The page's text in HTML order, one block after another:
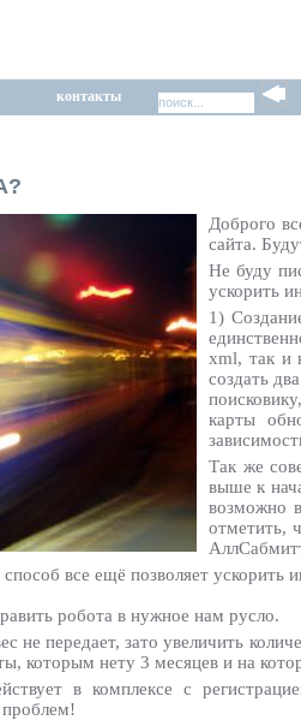
контакты
Доброго
сайта.
Не буду
ускорить
1)
xml, так и
создать
карты
Так же
выше к
возможно
отметить,
все ещё позволяет
робота в нужное нам русло.
не передает, зато увеличить
которым нету 3 месяцев и на
в комплексе с
проблем!